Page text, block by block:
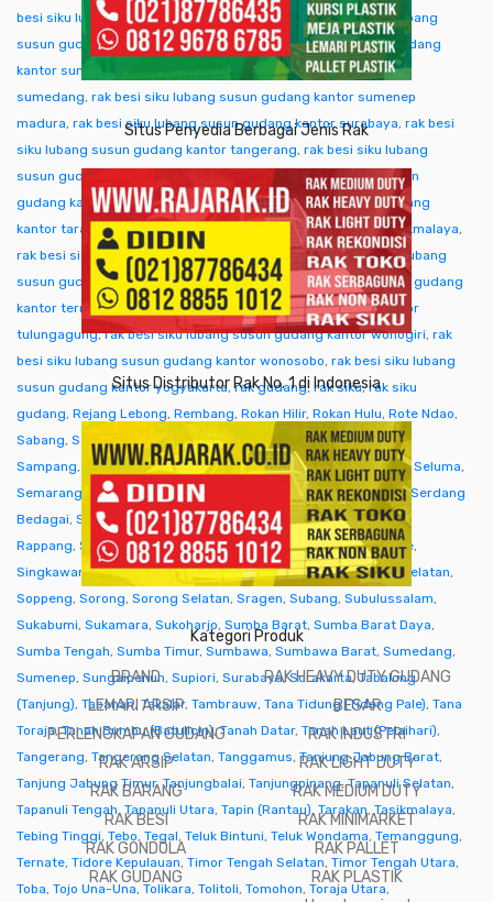
besi siku lubang susun gudang kantor subang,rak besi siku lubang
susun gudang kantor sukabumi,rak besi siku lubang susun gudang
kantor sumba ntt
rak besi siku lubang susun gudang kantor
sumedang, rak besi siku lubang susun gudang kantor sumenep
madura, rak besi siku lubang susun gudang kantor surabaya, rak besi
siku lubang susun gudang kantor tangerang, rak besi siku lubang
susun gudang kantor tangjung selor
rak besi siku lubang susun
gudang kantor tanjungpinang,rak besi siku lubang susun gudang
kantor tarakan, rak besi siku lubang susun gudang kantor tasikmalaya,
rak besi siku lubang susun gudang kantor tegal,rak besi siku lubang
susun gudang kantor temanggung,rak besi siku lubang susun gudang
kantor ternate tidore,rak besi siku lubang susun gudang kantor
tulungagung,rak besi siku lubang susun gudang kantor wonogiri, rak
besi siku lubang susun gudang kantor wonosobo, rak besi siku lubang
susun gudang kantor yogyakarta,rak gudang, rak siku,rak siku
gudang, Rejang Lebong, Rembang, Rokan Hilir, Rokan Hulu, Rote Ndao,
Sabang, Sabu Raijua ,Salatiga,Samarinda,Sambas,Samosir,
Sampang, Sanggau,Sarmi,Sarolangun,Sawahlunto,Sekadau,Seluma,
Semarang
Seram Bagian Barat Seram Bagian Timur,Serang,Serdang
Bedagai, Seruyan (Kuala Pembuang),Siak, Sibolga,Sidenreng
Rappang, Sidoarjo,Sigi,Sijunjung,Sikka,Simalungun,Simeulue,
Singkawang,Sinjai,Sintang,Situbondo,Sleman,Solok,Solok Selatan,
Soppeng, Sorong, Sorong Selatan, Sragen, Subang, Subulussalam,
Sukabumi, Sukamara, Sukoharjo, Sumba Barat, Sumba Barat Daya,
Sumba Tengah, Sumba Timur, Sumbawa, Sumbawa Barat, Sumedang,
Sumenep, Sungaipenuh, Supiori, Surabaya,Surakarta,Tabalong
(Tanjung), Tabanan, Takalar, Tambrauw, Tana Tidung (Tideng Pale), Tana
Toraja,Tanah Bumbu (Batulicin),Tanah Datar, Tanah Laut (Pelaihari),
Tangerang, Tangerang Selatan, Tanggamus, Tanjung Jabung Barat,
Tanjung Jabung Timur,Tanjungbalai, Tanjungpinang,Tapanuli Selatan,
Tapanuli Tengah, Tapanuli Utara, Tapin (Rantau), Tarakan,Tasikmalaya,
Tebing Tinggi, Tebo, Tegal, Teluk Bintuni, Teluk Wondama, Temanggung,
Ternate, Tidore Kepulauan, Timor Tengah Selatan, Timor Tengah Utara,
Toba, Tojo Una-Una, Tolikara, Tolitoli, Tomohon, Toraja Utara,
Situs Penyedia Berbagai Jenis Rak
Situs Distributor Rak No. 1 di Indonesia
Kategori Produk
BRAND
LEMARI ARSIP
PERLENGKAPAN GUDANG
RAK ARSIP
RAK BARANG
RAK BESI
RAK GONDOLA
RAK GUDANG
RAK HEAVY DUTY GUDANG
BESAR
RAK INDUSTRI
RAK LIGHT DUTY
RAK MEDIUM DUTY
RAK MINIMARKET
RAK PALLET
RAK PLASTIK